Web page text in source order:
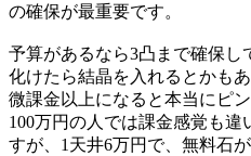
の確保が最重要です。
予算があるなら3凸まで確保し
化けたら結晶を入れるとかも
微課金以上になると本当にピ
100万円の人では課金感覚も
すが、1天井6万円で、無料石